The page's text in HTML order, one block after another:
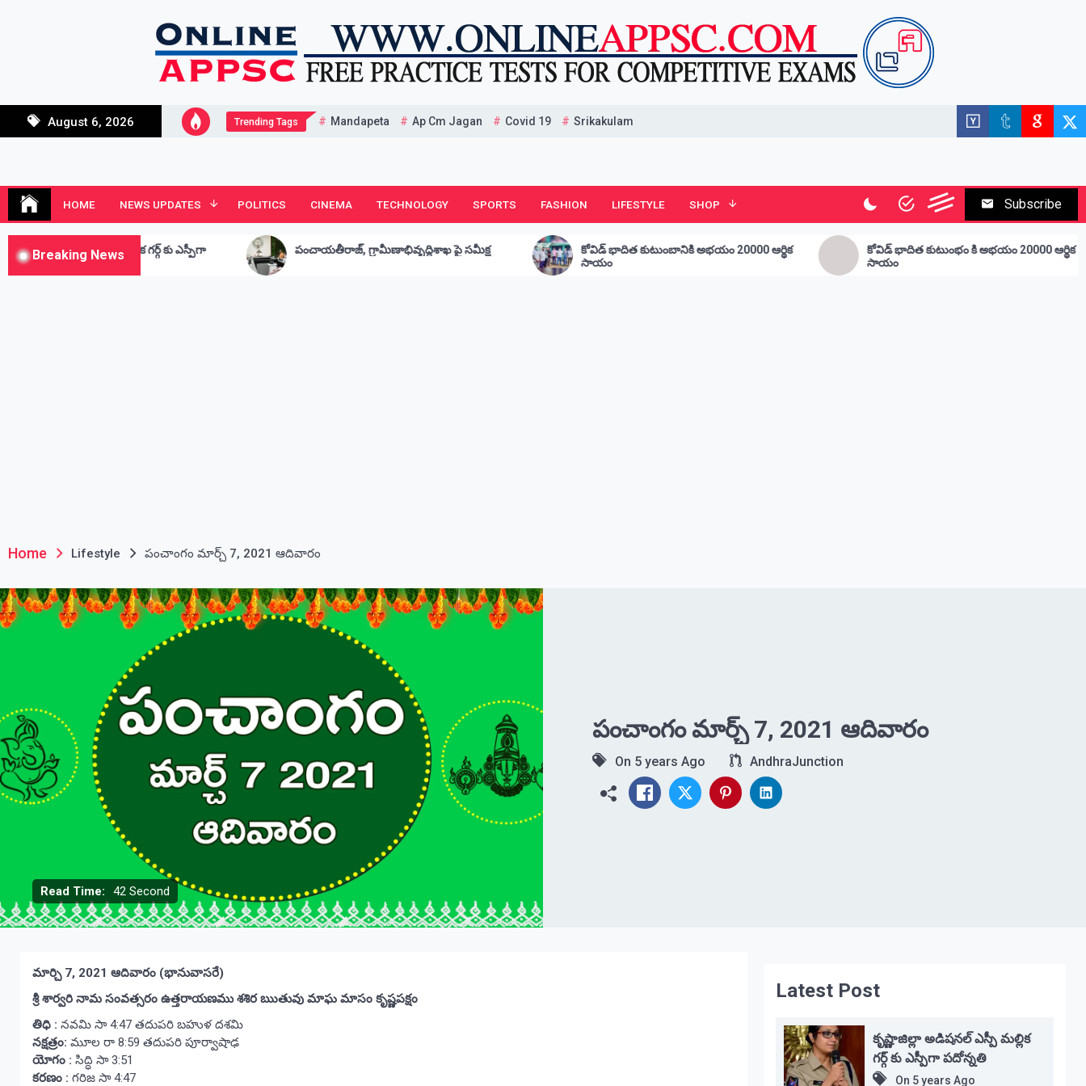
August 6, 2026 Trending Tags Mandapeta Ap Cm Jagan Covid 19 Srikakulam
Andhra Junction
HOME NEWS UPDATES POLITICS CINEMA TECHNOLOGY SPORTS FASHION LIFESTYLE SHOP Subscribe
Breaking News
గర్గ్ కు ఎస్పీగా పంచాయతీరాజ్, గ్రామీణాభివృద్ధిశాఖ పై సమీక్ష
కోవిడ్ భాదిత కుటుంబానికి అభయం 20000 ఆర్థిక
కోవిడ్ భాదిత కుటుంభం కి అభయం 20000 ఆర్థిక
ఉద్దాన జీడి
Home Lifestyle పంచాంగం మార్చ్ 7, 2021 ఆదివారం
Read Time: 42 Second
పంచాంగం మార్చ్ 7, 2021 ఆదివారం
On 5 years Ago AndhraJunction
మార్చి 7, 2021 ఆదివారం (భానువాసరే)
శ్రీ శార్వరి నామ సంవత్సరం ఉత్తరాయణము శశిర ఋతువు మాఘ మాసం కృష్ణపక్షం
తిధి : నవమి సా 4:47 తదుపరి బహుళ దశమి
నక్షత్రం: మూల రా 8:59 తదుపరి పూర్వాషాఢ
యోగం : సిద్ధి సా 3:51
కరణం : గరిజ సా 4:47
Latest Post
కృష్ణాజిల్లా అడిషనల్ ఎస్పీ మల్లిక
గర్గ్ కు ఎస్పీగా పదోన్నతి
On 5 years Ago